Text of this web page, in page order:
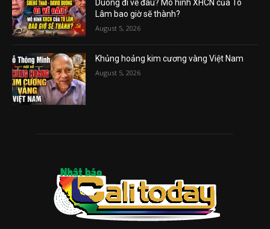
Duong đi về đâu? Mô hình XHCN của Tô
Lâm bao giờ sẽ thành?
August 5, 2026
Khủng hoảng kim cương vàng Việt Nam
August 5, 2026